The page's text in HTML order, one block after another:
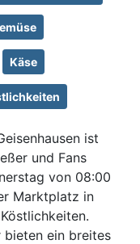
Käse
ist
und Fans
von 08:00
Marktplatz in
bieten ein breites